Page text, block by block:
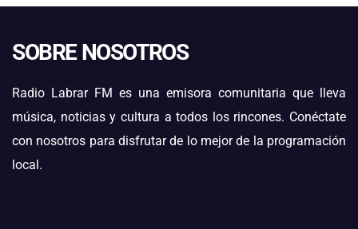
SOBRE NOSOTROS
Radio Labrar FM es una emisora comunitaria que lleva
música, noticias y cultura a todos los rincones. Conéctate
con nosotros para disfrutar de lo mejor de la programación
local.